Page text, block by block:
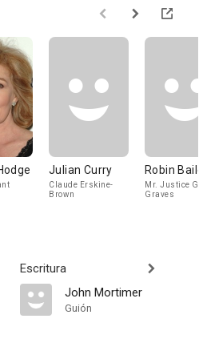
Julian Curry
Claude Erskine-
Brown
Robin
Mr. Justice
Graves
Escritura
John Mortimer
Guión